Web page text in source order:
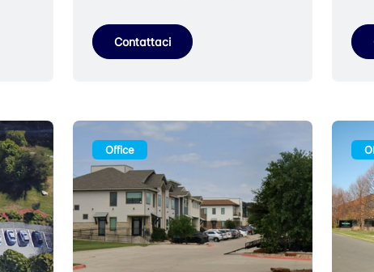
Contattaci
Office